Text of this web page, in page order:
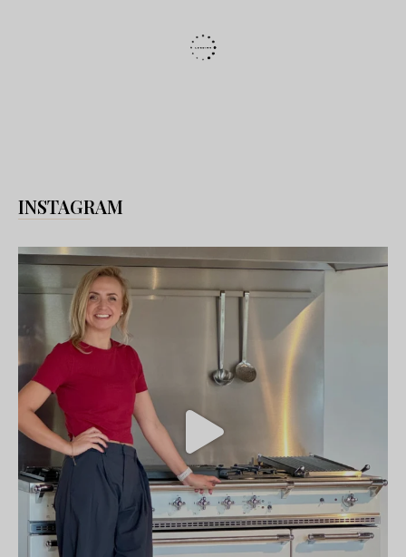
INSTAGRAM